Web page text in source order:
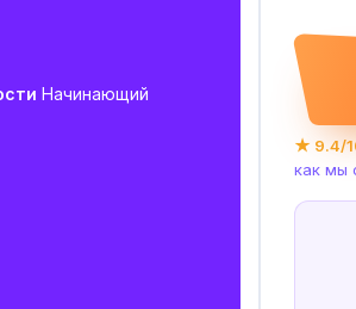
Начинающий
★ 9.4/
как мы